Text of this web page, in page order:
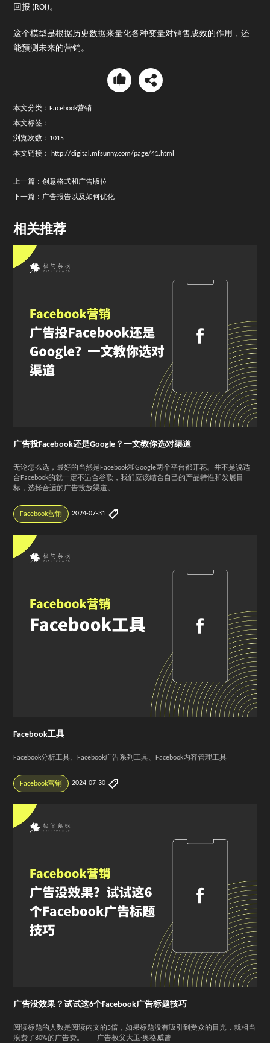
回报 (ROI)。
这个模型是根据历史数据来量化各种变量对销售成效的作用，还
能预测未来的营销。
本文分类：Facebook营销
本文标签：
浏览次数：1015
本文链接： http://digital.mfsunny.com/page/41.html
上一篇：创意格式和广告版位
下一篇： 广告报告以及如何优化
相关推荐
广告投Facebook还是Google？一文教你选对渠道
无论怎么选，最好的当然是Facebook和Google两个平台都开花。并不是说适
合Facebook的就一定不适合谷歌，我们应该结合自己的产品特性和发展目
标，选择合适的广告投放渠道。
Facebook营销 2024-07-31
Facebook工具
Facebook分析工具、Facebook广告系列工具、Facebook内容管理工具
Facebook营销 2024-07-30
广告没效果？试试这6个Facebook广告标题技巧
阅读标题的人数是阅读内文的5倍，如果标题没有吸引到受众的目光，就相当
浪费了80%的广告费。——广告教父大卫·奥格威曾